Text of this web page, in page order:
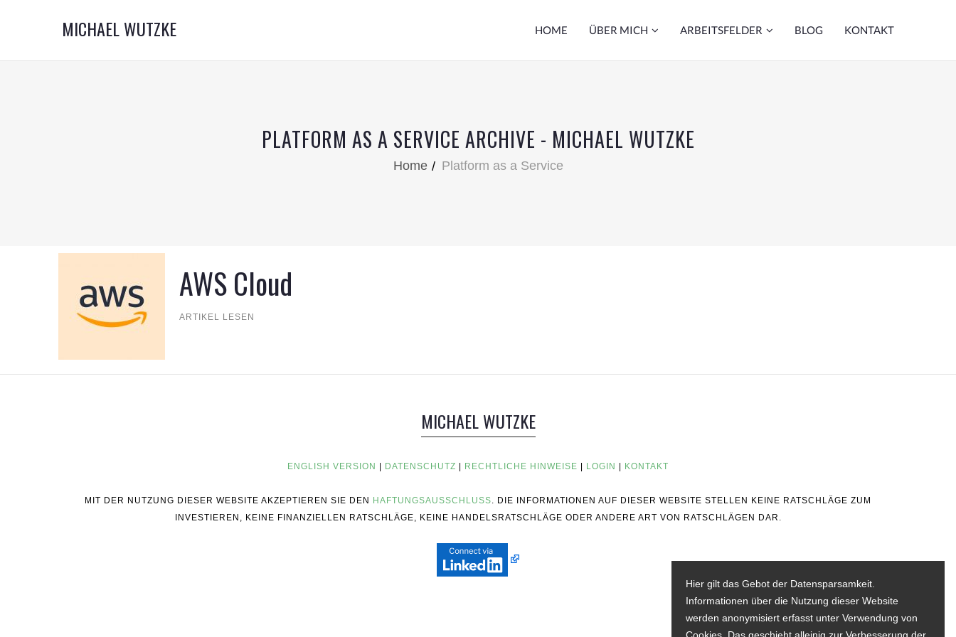
MICHAEL WUTZKE HOME ÜBER MICH ARBEITSFELDER BLOG KONTAKT
PLATFORM AS A SERVICE ARCHIVE - MICHAEL WUTZKE
Home Platform as a Service
AWS Cloud
ARTIKEL LESEN
MICHAEL WUTZKE
ENGLISH VERSION DATENSCHUTZ RECHTLICHE HINWEISE LOGIN KONTAKT
MIT DER NUTZUNG DIESER WEBSITE AKZEPTIEREN SIE DEN HAFTUNGSAUSSCHLUSS. DIE INFORMATIONEN AUF DIESER WEBSITE STELLEN KEINE RATSCHLÄGE ZUM
INVESTIEREN, KEINE FINANZIELLEN RATSCHLÄGE, KEINE HANDELSRATSCHLÄGE ODER ANDERE ART VON RATSCHLÄGEN DAR.
Hier gilt das Gebot der Datensparsamkeit.
Informationen über die Nutzung dieser Website
werden anonymisiert erfasst unter Verwendung von